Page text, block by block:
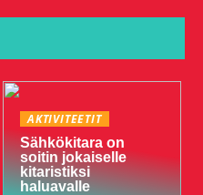
AKTIVITEETIT
Sähkökitara on
soitin jokaiselle
kitaristiksi
haluavalle